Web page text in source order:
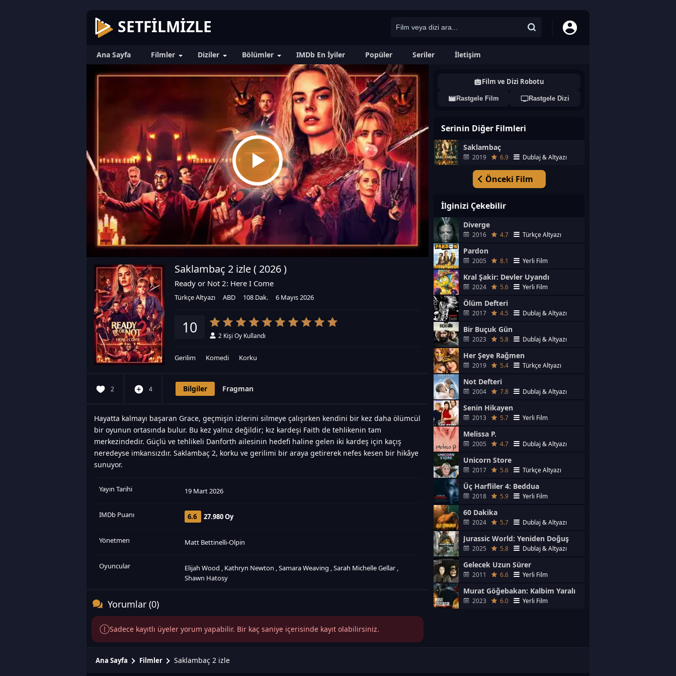
SETFILMIZLE
Ana Sayfa Filmler Diziler Bölümler IMDb En İyiler Popüler Seriler İletişim
Saklambaç 2 izle ( 2026)
Ready or Not 2: Here I Come
Türkçe Altyazı ABD 108 Dak. 6 Mayıs 2026
10 2 Kişi Oy Kullandı
Gerilim Komedi Korku
2 4 Bilgiler Fragman
Hayatta kalmayı başaran Grace, geçmişin izlerini silmeye çalışırken kendini bir kez daha ölümcül
bir oyunun ortasında bulur. Bu kez yalnız değildir; kız kardeşi Faith de tehlikenin tam
merkezindedir. Güçlü ve tehlikeli Danforth ailesinin hedefi haline gelen iki kardeş için kaçış
neredeyse imkansızdır. Saklambaç 2, korku ve gerilimi bir araya getirerek nefes kesen bir hikâye
sunuyor.
Yayın Tarihi 19 Mart 2026
IMDb Puanı 6.6 27.980 Oy
Yönetmen Matt Bettinelli-Olpin
Oyuncular Elijah Wood Kathryn Newton Samara Weaving Sarah Michelle Gellar
Shawn Hatosy
Film ve Dizi Robotu
Rastgele Film Rastgele Dizi
Serinin Diğer Filmleri
Saklambaç
2019 6.9 Dublaj & Altyazı
Önceki Film
İlginizi Çekebilir
Diverge
2016 4.7 Türkçe Altyazı
Pardon
2005 8.1 Yerli Film
Kral Şakir: Devler Uyandı
2024 5.6 Yerli Film
Ölüm Defteri
2017 4.5 Dublaj & Altyazı
Bir Buçuk Gün
2023 5.8 Dublaj & Altyazı
Her Şeye Rağmen
2019 5.4 Türkçe Altyazı
Not Defteri
2004 7.8 Dublaj & Altyazı
Senin Hikayen
2013 5.7 Yerli Film
Melissa P.
2005 4.7 Dublaj & Altyazı
Unicorn Store
2017 5.6 Türkçe Altyazı
Üç Harfliler 4: Beddua
2018 5.9 Yerli Film
60 Dakika
2024 5.7 Dublaj & Altyazı
Jurassic World: Yeniden Doğuş
2025 5.8 Dublaj & Altyazı
Gelecek Uzun Sürer
2011 6.6 Yerli Film
Murat Göğebakan: Kalbim Yaralı
2023 6.0 Yerli Film
Yorumlar (0)
Sadece kayıtlı üyeler yorum yapabilir. Bir kaç saniye içerisinde kayıt olabilirsiniz.
Ana Sayfa Filmler Saklambaç 2 izle